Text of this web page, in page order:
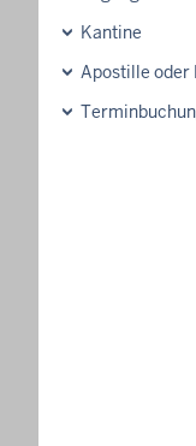
Kantine
Apostille oder